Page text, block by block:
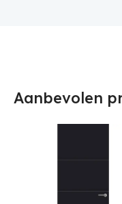
Aanbevolen